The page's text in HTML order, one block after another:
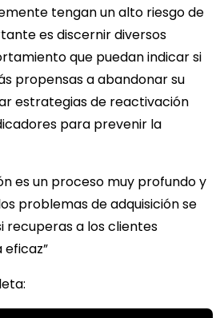
tengan un alto riesgo de
es discernir diversos
que puedan indicar si
propensas a abandonar su
estrategias de reactivación
para prevenir la
es un proceso muy profundo y
problemas de adquisición se
recuperas a los clientes